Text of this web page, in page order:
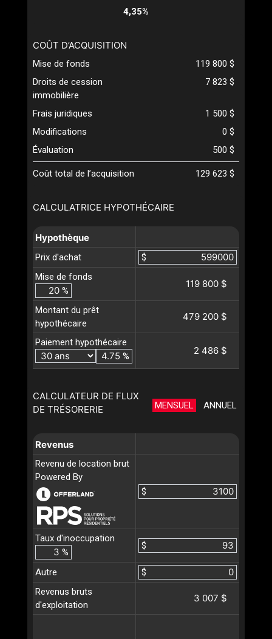
CALCULATRICE HYPOTHÉCAIRE
Hypothèque
Prix d'achat
$
Mise de fonds
%
119 800 $
Montant du prêt
hypothécaire
479 200 $
Paiement hypothécaire
%
2 486 $
CALCULATEUR DE FLUX
DE TRÉSORERIE
MENSUEL ANNUEL
Revenus
Revenu de location brut
Powered By
$
Taux d'inoccupation
%
$
Autre
$
Revenus bruts
d'exploitation
3 007 $
4,35%
COÛT D’ACQUISITION
Mise de fonds
119 800 $
Droits de cession
immobilière
7 823 $
Frais juridiques
1 500 $
Modifications
0 $
Évaluation
500 $
Coût total de l’acquisition 129 623 $